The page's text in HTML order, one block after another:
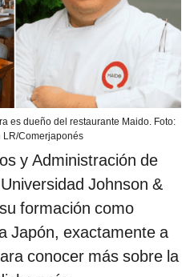
es dueño del restaurante Maido. Foto:
LR/Comerjaponés
y Administración de
Johnson &
formación como
Japón, exactamente a
conocer más sobre la